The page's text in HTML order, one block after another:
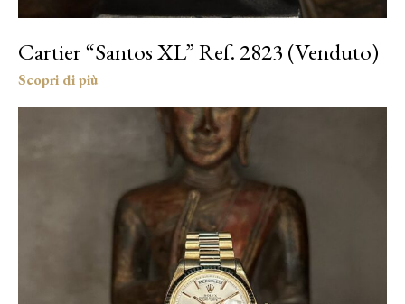
Cartier “Santos XL” Ref. 2823 (Venduto)